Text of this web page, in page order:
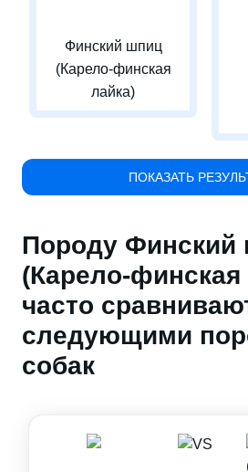
Финский шпиц
(Карело-финская
лайка)
ПОКАЗАТЬ
Породу Финский
(Карело-финская
часто
следующими
собак